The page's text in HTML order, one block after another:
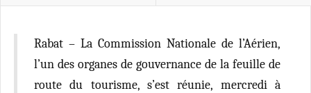
Rabat – La Commission Nationale de l’Aérien,
l’un des organes de gouvernance de la feuille de
route du tourisme, s’est réunie, mercredi à